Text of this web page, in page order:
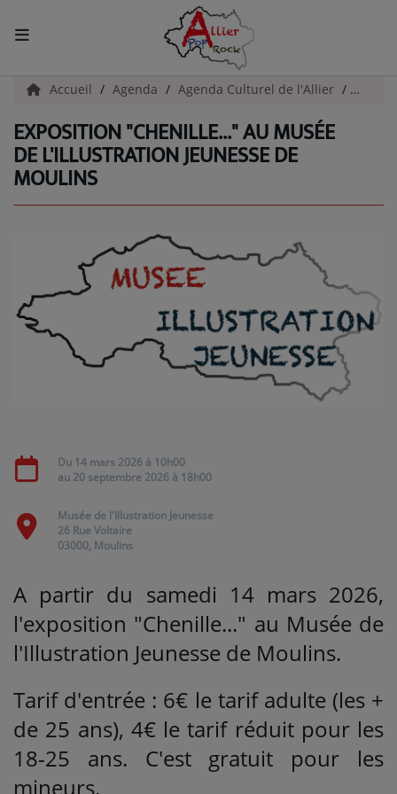
ACCUEIL
Actualités
INFOS - ALLIER
INFOS POP ROCK
La Radio
EMISSIONS
PODCASTS
Agenda
Titres diffusés
Se connecter
Accueil Agenda Agenda Culturel de l'Allier
EXPOSITION "CHENILLE..." AU MUSÉE
DE L'ILLUSTRATION JEUNESSE DE
MOULINS
Du 14 mars 2026 à 10h00
au 20 septembre 2026 à 18h00
Musée de l'Illustration Jeunesse
26 Rue Voltaire
03000, Moulins
A partir du samedi 14 mars 2026,
l'exposition "Chenille..." au Musée de
l'Illustration Jeunesse de Moulins.
Tarif d'entrée : 6€ le tarif adulte (les +
de 25 ans), 4€ le tarif réduit pour les
18-25 ans. C'est gratuit pour les
mineurs.